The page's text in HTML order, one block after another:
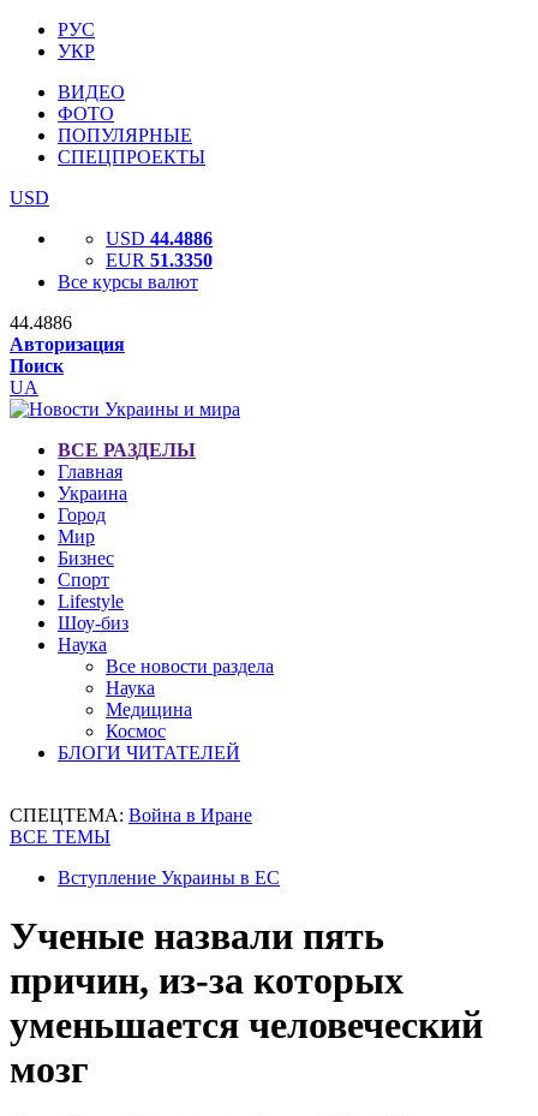
РУС
УКР
ВИДЕО
ФОТО
ПОПУЛЯРНЫЕ
СПЕЦПРОЕКТЫ
USD
USD 44.4886
EUR 51.3350
Все курсы валют
44.4886
Авторизация
Поиск
UA
ВСЕ РАЗДЕЛЫ
Главная
Украина
Город
Мир
Бизнес
Спорт
Lifestyle
Шоу-биз
Наука
Все новости раздела
Наука
Медицина
Космос
БЛОГИ ЧИТАТЕЛЕЙ
СПЕЦТЕМА: Война в Иране
ВСЕ ТЕМЫ
Вступление Украины в ЕС
Ученые назвали пять
причин, из-за которых
уменьшается человеческий
мозг